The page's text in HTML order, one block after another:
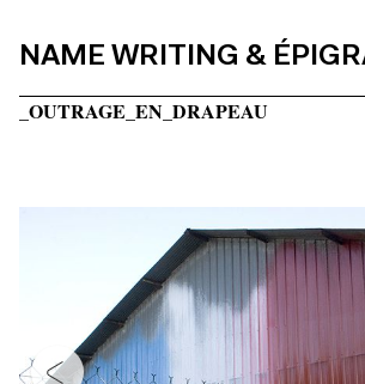
NAME WRITING &
_OUTRAGE_EN_DRAPEAU